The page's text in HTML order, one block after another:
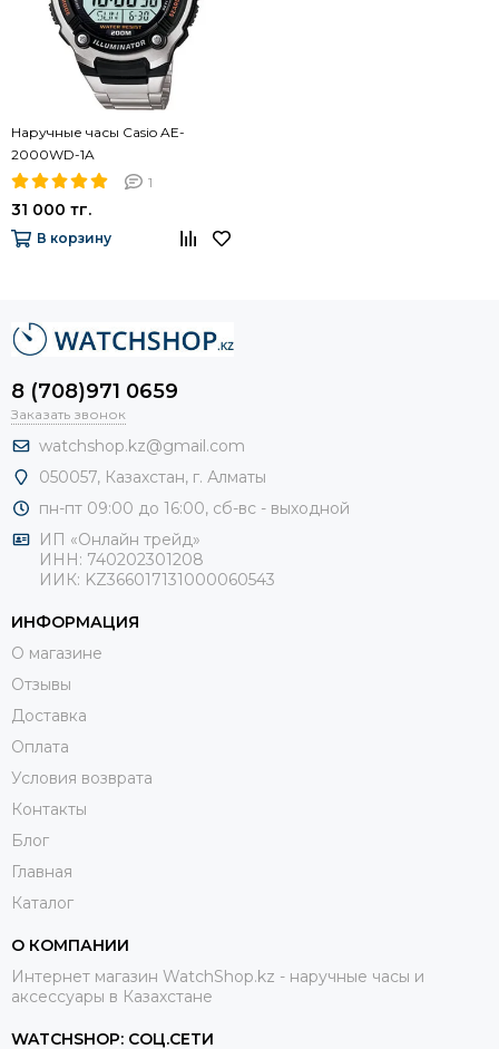
Наручные часы Casio AE-
2000WD-1A
1
31 000 тг.
В корзину
8 (708)971 0659
Заказать звонок
watchshop.kz@gmail.com
050057, Казахстан, г. Алматы
пн-пт 09:00 до 16:00, сб-вс - выходной
ИП «Онлайн трейд»
ИНН: 740202301208
ИИК: KZ366017131000060543
ИНФОРМАЦИЯ
О магазине
Отзывы
Доставка
Оплата
Условия возврата
Контакты
Блог
Главная
Каталог
О КОМПАНИИ
Интернет магазин WatchShop.kz - наручные часы и
аксессуары в Казахстане
WATCHSHOP: СОЦ.СЕТИ